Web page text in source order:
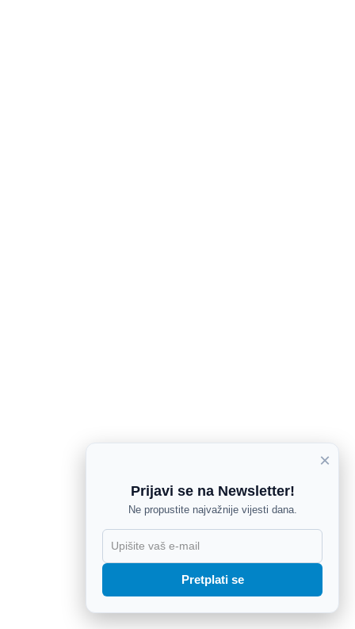
×
Prijavi se na Newsletter!
Ne propustite najvažnije vijesti dana.
Pretplati se